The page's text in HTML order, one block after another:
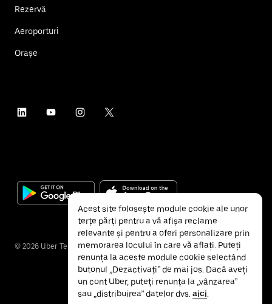
Rezervă
Aeroporturi
Orașe
© 2026 Uber Technologies Inc.
Acest site folosește module cookie ale unor
terțe părți pentru a vă afișa reclame
relevante și pentru a oferi personalizare prin
memorarea locului în care vă aflați. Puteți
renunța la aceste module cookie selectând
butonul „Dezactivați” de mai jos. Dacă aveți
un cont Uber, puteți renunța la „vânzarea”
sau „distribuirea” datelor dvs. aici.